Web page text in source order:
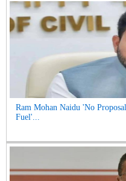
Ram Mohan Naidu 'No
Fuel'...